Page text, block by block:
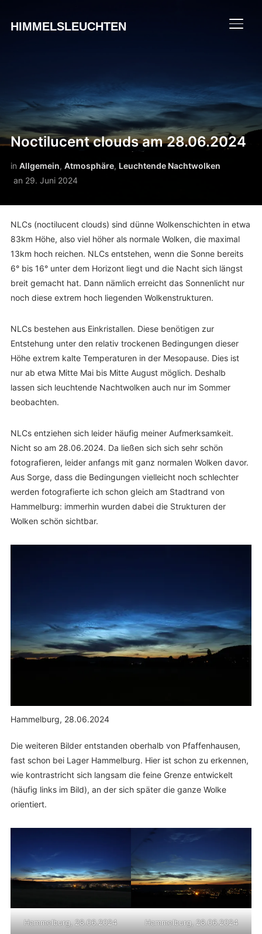
HIMMELSLEUCHTEN
Noctilucent clouds am 28.06.2024
in Allgemein, Atmosphäre, Leuchtende Nachtwolken
an 29. Juni 2024
NLCs (noctilucent clouds) sind dünne Wolkenschichten in etwa
83km Höhe, also viel höher als normale Wolken, die maximal
13km hoch reichen. NLCs entstehen, wenn die Sonne bereits
6° bis 16° unter dem Horizont liegt und die Nacht sich längst
breit gemacht hat. Dann nämlich erreicht das Sonnenlicht nur
noch diese extrem hoch liegenden Wolkenstrukturen.
NLCs bestehen aus Einkristallen. Diese benötigen zur
Entstehung unter den relativ trockenen Bedingungen dieser
Höhe extrem kalte Temperaturen in der Mesopause. Dies ist
nur ab etwa Mitte Mai bis Mitte August möglich. Deshalb
lassen sich leuchtende Nachtwolken auch nur im Sommer
beobachten.
NLCs entziehen sich leider häufig meiner Aufmerksamkeit.
Nicht so am 28.06.2024. Da ließen sich sich sehr schön
fotografieren, leider anfangs mit ganz normalen Wolken davor.
Aus Sorge, dass die Bedingungen vielleicht noch schlechter
werden fotografierte ich schon gleich am Stadtrand von
Hammelburg: immerhin wurden dabei die Strukturen der
Wolken schön sichtbar.
Hammelburg, 28.06.2024
Die weiteren Bilder entstanden oberhalb von Pfaffenhausen,
fast schon bei Lager Hammelburg. Hier ist schon zu erkennen,
wie kontrastricht sich langsam die feine Grenze entwickelt
(häufig links im Bild), an der sich später die ganze Wolke
orientiert.
Hammelburg, 28.06.2024 Hammelburg, 28.06.2024